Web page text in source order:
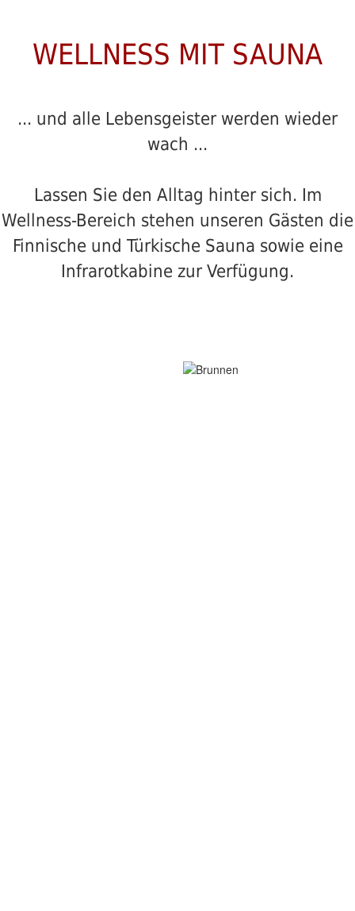
WELLNESS MIT SAUNA
... und alle Lebensgeister werden wieder
wach ...
Lassen Sie den Alltag hinter sich. Im
Wellness-Bereich stehen unseren Gästen die
Finnische und Türkische Sauna sowie eine
Infrarotkabine zur Verfügung.